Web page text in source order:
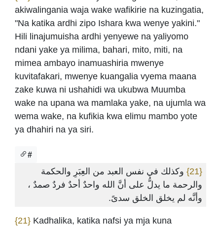
akiwalingania waja wake wafikirie na kuzingatia,
"Na katika ardhi zipo Ishara kwa wenye yakini."
Hili linajumuisha ardhi yenyewe na yaliyomo
ndani yake ya milima, bahari, mito, miti, na
mimea ambayo inamuashiria mwenye
kuvitafakari, mwenye kuangalia vyema maana
zake kuwa ni ushahidi wa ukubwa Muumba
wake na upana wa mamlaka yake, na ujumla wa
wema wake, na kufikia kwa elimu mambo yote
ya dhahiri na ya siri.
#
{21}
وكذلك في نفس العبد من العِبَرِ والحكمة
والرحمة ما يدلُّ على أنَّ الله واحدٌ أحدٌ فردٌ صمدٌ ،
وأنَّه لم يخلق الخلق سدىً.
{21} Kadhalika, katika nafsi ya mja kuna